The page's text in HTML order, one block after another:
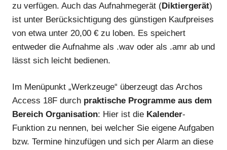
zu verfügen. Auch das Aufnahmegerät (Diktiergerät)
ist unter Berücksichtigung des günstigen Kaufpreises
von etwa unter 20,00 € zu loben. Es speichert
entweder die Aufnahme als .wav oder als .amr ab und
lässt sich leicht bedienen.
Im Menüpunkt „Werkzeuge“ überzeugt das Archos
Access 18F durch praktische Programme aus dem
Bereich Organisation: Hier ist die Kalender-
Funktion zu nennen, bei welcher Sie eigene Aufgaben
bzw. Termine hinzufügen und sich per Alarm an diese